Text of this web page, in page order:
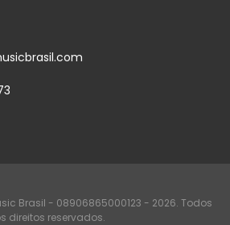
Brasil - 08906865000123 - 2026. Todos
direitos reservados.